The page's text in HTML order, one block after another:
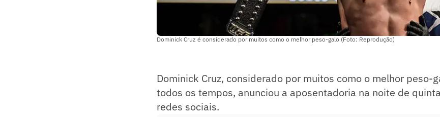
Dominick Cruz é considerado por muitos como o melhor peso-galo (Foto: Reprodução)
Dominick Cruz, considerado por muitos como o melhor peso-
todos os tempos, anunciou a aposentadoria na noite de
redes sociais.